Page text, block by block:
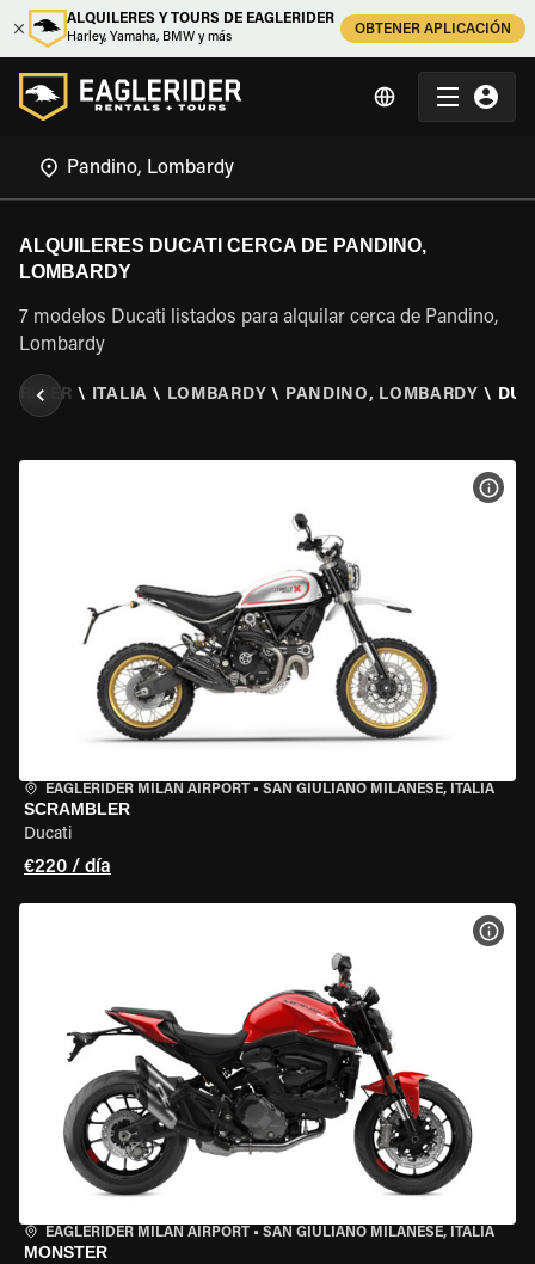
ALQUILERES Y TOURS DE EAGLERIDER
Harley, Yamaha, BMW y más
OBTENER APLICACIÓN
ALQUILERES DUCATI CERCA DE PANDINO,
LOMBARDY
7 modelos Ducati listados para alquilar cerca de Pandino,
Lombardy
\ ITALIA \ LOMBARDY \ PANDINO, LOMBARDY \
EAGLERIDER MILAN AIRPORT • SAN GIULIANO MILANESE, ITALIA
SCRAMBLER
Ducati
€220 / día
VER
EAGLERIDER MILAN AIRPORT • SAN GIULIANO MILANESE, ITALIA
MONSTER
VER